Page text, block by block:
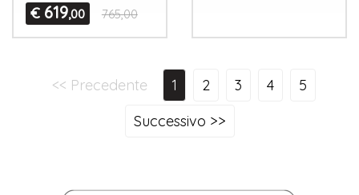
€ 619,00 765,00
<< Precedente 1 2 3 4
5
Successivo >>